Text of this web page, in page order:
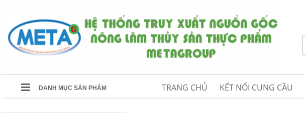
DANH MỤC SẢN PHẨM TRANG CHỦ KẾT NỐI CUNG CẦU